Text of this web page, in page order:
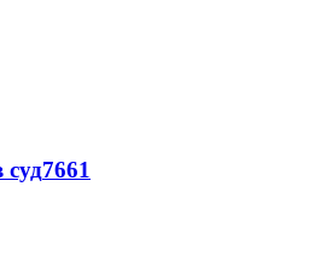
7661